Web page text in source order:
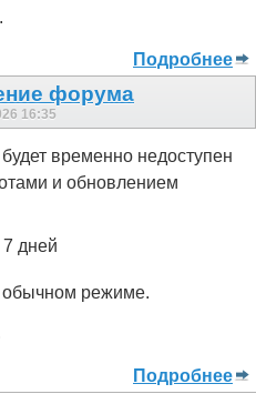
Подробнее
форума
16:35
временно недоступен
и обновлением
7 дней
обычном режиме.
Подробнее